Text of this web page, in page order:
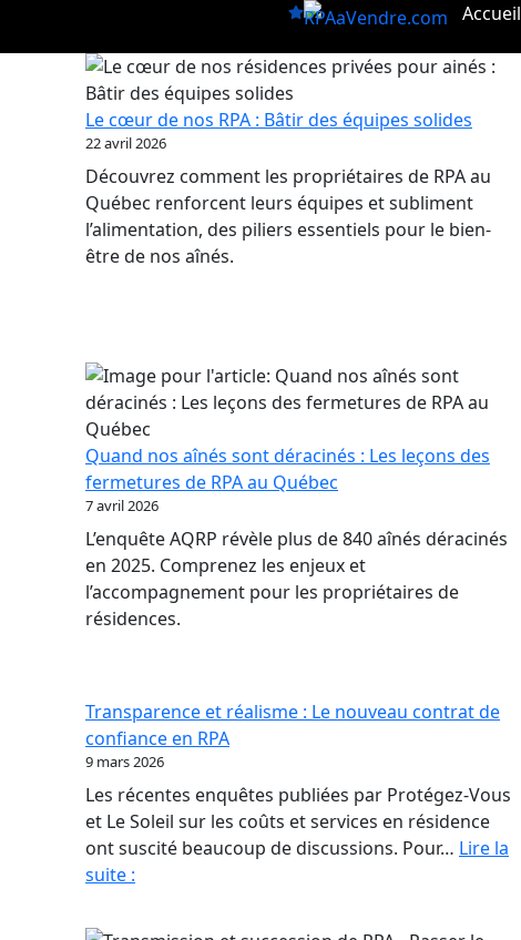
Accueil
Le cœur de nos RPA : Bâtir des équipes solides
22 avril 2026
Découvrez comment les propriétaires de RPA au
Québec renforcent leurs équipes et subliment
l’alimentation, des piliers essentiels pour le bien-
être de nos aînés.
Quand nos aînés sont déracinés : Les leçons des
fermetures de RPA au Québec
7 avril 2026
L’enquête AQRP révèle plus de 840 aînés déracinés
en 2025. Comprenez les enjeux et
l’accompagnement pour les propriétaires de
résidences.
Transparence et réalisme : Le nouveau contrat de
confiance en RPA
9 mars 2026
Les récentes enquêtes publiées par Protégez-Vous
et Le Soleil sur les coûts et services en résidence
ont suscité beaucoup de discussions. Pour… Lire la
suite :